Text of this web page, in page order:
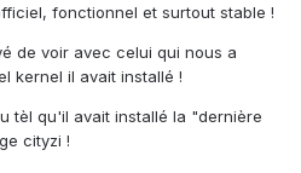
fonctionnel et surtout stable !
de voir avec celui qui nous a
kernel il avait installé !
tèl qu'il avait installé la "dernière
cityzi !